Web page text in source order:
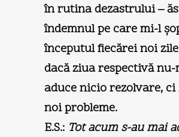
în rutina dezastrului –
îndemnul pe care mi-l
începutul fiecărei noi
dacă ziua respectivă
aduce nicio rezolvare, ci
noi probleme.
E.S.: Tot acum s-au mai